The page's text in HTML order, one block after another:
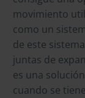
movimiento
como un
de este
juntas de
es una
cuando se